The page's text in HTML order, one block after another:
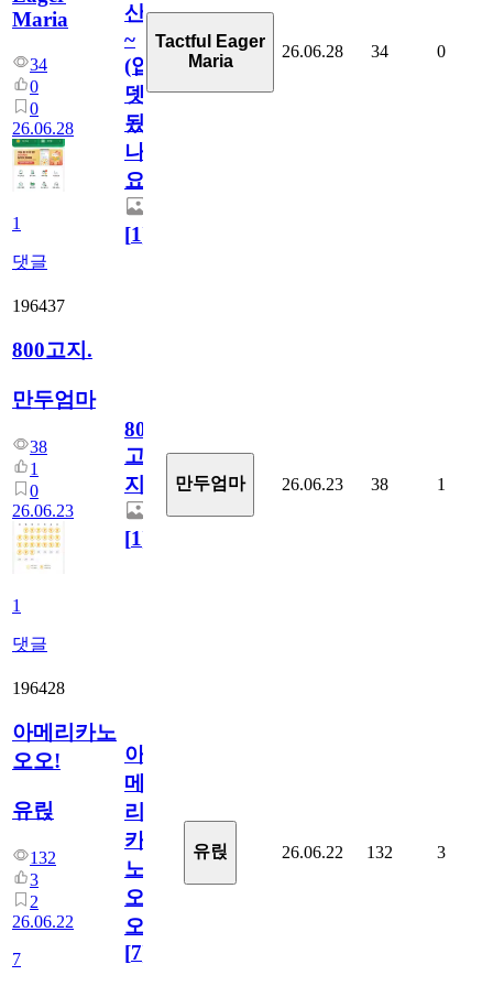
Maria
34
0
0
26.06.28
1
댓글
산
~
(업
뎃
됬
나
요)
[1]
Tactful Eager
Maria
26.06.28 34 0
196437
800고지.
만두엄마
38
1
0
26.06.23
1
댓글
800
고
지.
[1]
만두엄마 26.06.23 38 1
196428
아메리카노
오오!
유릱
132
3
2
26.06.22
7
아
메
리
카
노
오
오!
[7]
유릱 26.06.22 132 3